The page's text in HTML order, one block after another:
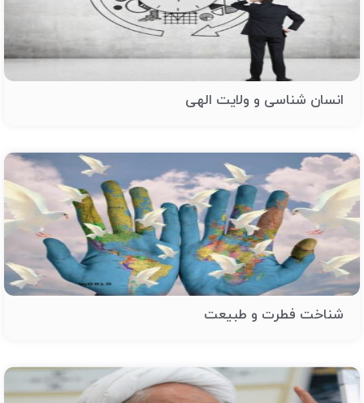
انسان شناسی و ولایت الهی
شناخت فطرت و طبیعت